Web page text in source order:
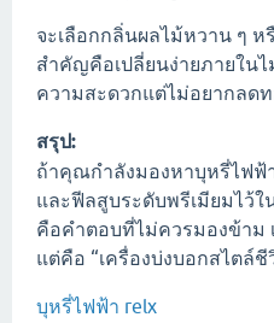
จะเลือกกลิ่นผลไม้หวาน ๆ
สำคัญคือเปลี่ยนง่ายภายใน
ความสะดวกแต่ไม่อยากล
สรุป:
ถ้าคุณกำลังมองหาบุหรี่ไฟฟ้
และฟีลสูบระดับพรีเมียมไว้ใ
คือคำตอบที่ไม่ควรมองข้าม
แต่คือ “เครื่องบ่งบอกสไตล์
บุหรี่ไฟฟ้า relx